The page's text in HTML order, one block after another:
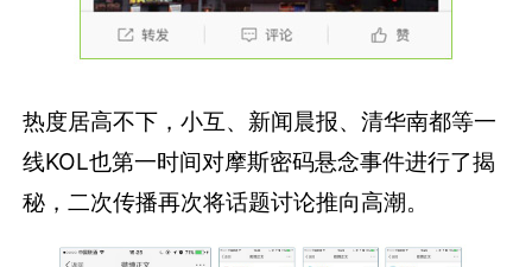
热度居高不下，小互、新闻晨报、清华南都等一
线KOL也第一时间对摩斯密码悬念事件进行了揭
秘，二次传播再次将话题讨论推向高潮。